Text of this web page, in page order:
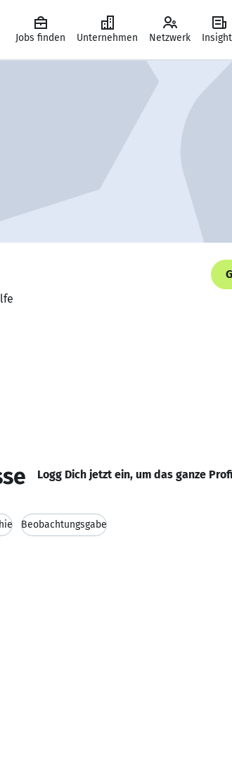
Jobs finden Unternehmen Netzwerk
Logg Dich jetzt ein, um das ganze
Beobachtungsgabe